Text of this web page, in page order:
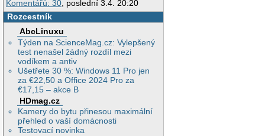
Komentářů: 30, poslední 3.4. 20:20
Rozcestník
AbcLinuxu
Týden na ScienceMag.cz: Vylepšený
test nenašel žádný rozdíl mezi
vodíkem a antiv
Ušetřete 30 %: Windows 11 Pro jen
za €22,50 a Office 2024 Pro za
€17,15 – akce B
HDmag.cz
Kamery do bytu přinesou maximální
přehled o vaší domácnosti
Testovací novinka